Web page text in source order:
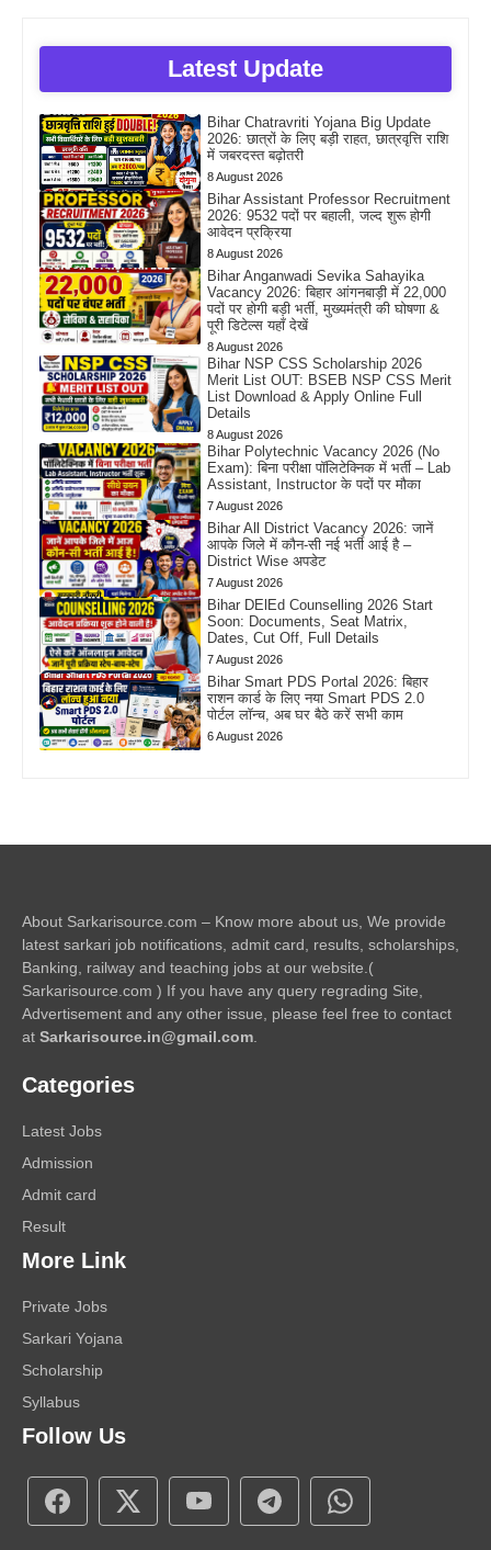
Latest Update
Bihar Chatravriti Yojana Big Update
2026: छात्रों के लिए बड़ी राहत, छात्रवृत्ति राशि
में जबरदस्त बढ़ोतरी
8 August 2026
Bihar Assistant Professor Recruitment
2026: 9532 पदों पर बहाली, जल्द शुरू होगी
आवेदन प्रक्रिया
8 August 2026
Bihar Anganwadi Sevika Sahayika
Vacancy 2026: बिहार आंगनबाड़ी में 22,000
पदों पर होगी बड़ी भर्ती, मुख्यमंत्री की घोषणा &
पूरी डिटेल्स यहाँ देखें
8 August 2026
Bihar NSP CSS Scholarship 2026
Merit List OUT: BSEB NSP CSS Merit
List Download & Apply Online Full
Details
8 August 2026
Bihar Polytechnic Vacancy 2026 (No
Exam): बिना परीक्षा पॉलिटेक्निक में भर्ती – Lab
Assistant, Instructor के पदों पर मौका
7 August 2026
Bihar All District Vacancy 2026: जानें
आपके जिले में कौन-सी नई भर्ती आई है –
District Wise अपडेट
7 August 2026
Bihar DElEd Counselling 2026 Start
Soon: Documents, Seat Matrix,
Dates, Cut Off, Full Details
7 August 2026
Bihar Smart PDS Portal 2026: बिहार
राशन कार्ड के लिए नया Smart PDS 2.0
पोर्टल लॉन्च, अब घर बैठे करें सभी काम
6 August 2026
About Sarkarisource.com – Know more about us, We provide
latest sarkari job notifications, admit card, results, scholarships,
Banking, railway and teaching jobs at our website.(
Sarkarisource.com ) If you have any query regrading Site,
Advertisement and any other issue, please feel free to contact
at Sarkarisource.in@gmail.com
Categories
Latest Jobs
Admission
Admit card
Result
More Link
Private Jobs
Sarkari Yojana
Scholarship
Syllabus
Follow Us